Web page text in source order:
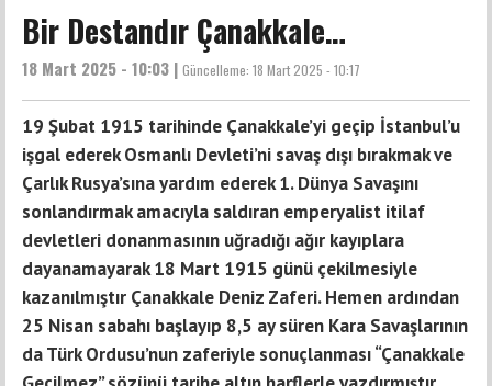
Bir Destandır Çanakkale…
18 Mart 2025 - 10:03 | Güncelleme: 18 Mart 2025 - 10:17
19 Şubat 1915 tarihinde Çanakkale’yi geçip İstanbul’u
işgal ederek Osmanlı Devleti’ni savaş dışı bırakmak ve
Çarlık Rusya’sına yardım ederek 1. Dünya Savaşını
sonlandırmak amacıyla saldıran emperyalist itilaf
devletleri donanmasının uğradığı ağır kayıplara
dayanamayarak 18 Mart 1915 günü çekilmesiyle
kazanılmıştır Çanakkale Deniz Zaferi. Hemen ardından
25 Nisan sabahı başlayıp 8,5 ay süren Kara Savaşlarının
da Türk Ordusu’nun zaferiyle sonuçlanması “Çanakkale